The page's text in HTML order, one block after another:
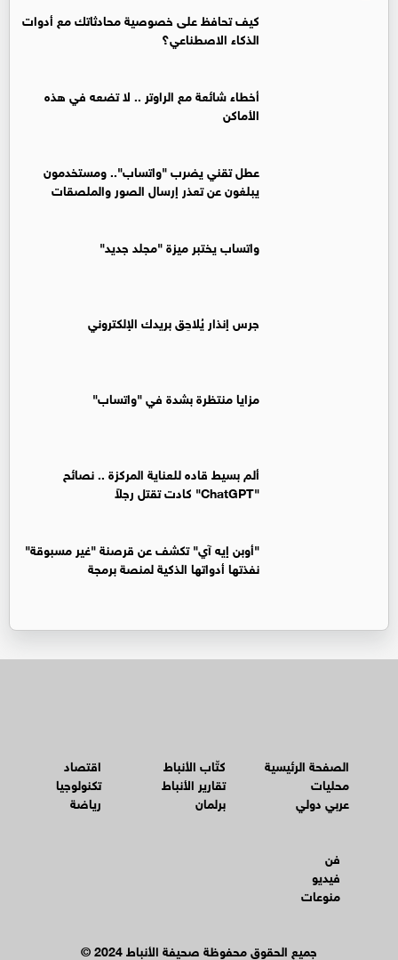
كيف تحافظ على خصوصية محادثاتك مع أدوات
الذكاء الاصطناعي؟
أخطاء شائعة مع الراوتر .. لا تضعه في هذه
الأماكن
عطل تقني يضرب "واتساب".. ومستخدمون
يبلغون عن تعذر إرسال الصور والملصقات
واتساب يختبر ميزة "مجلد جديد"
جرس إنذار يُلاحِق بريدك الإلكتروني
مزايا منتظرة بشدة في "واتساب"
ألم بسيط قاده للعناية المركزة .. نصائح
"ChatGPT" كادت تقتل رجلاً
"أوبن إيه آي" تكشف عن قرصنة "غير مسبوقة"
نفذتها أدواتها الذكية لمنصة برمجة
الصفحة الرئيسية
محليات
عربي دولي
كتّاب الأنباط
تقارير الأنباط
برلمان
اقتصاد
تكنولوجيا
رياضة
فن
فيديو
منوعات
© جميع الحقوق محفوظة صحيفة الأنباط 2024